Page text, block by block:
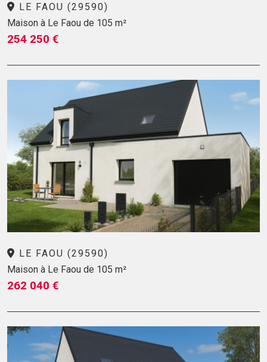
LE FAOU (29590)
Maison à Le Faou de 105 m²
254 250 €
LE FAOU (29590)
Maison à Le Faou de 105 m²
262 040 €